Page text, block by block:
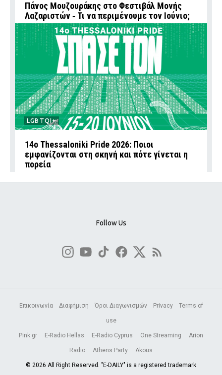
Πάνος Μουζουράκης στο Φεστιβάλ Μονής
Λαζαριστών ‑ Τι να περιμένουμε τον Ιούνιο;
LGBTQI+
14ο Thessaloniki Pride 2026: Ποιοι
εμφανίζονται στη σκηνή και πότε γίνεται η
πορεία
Follow Us
Επικοινωνία Διαφήμιση Όροι Διαγωνισμών Privacy Terms of
use
Pink.gr E-Radio Hellas E-Radio Cyprus One Streaming Arion
Radio Athens Party Akous
© 2026 All Right Reserved. "E-DAILY" is a registered trademark